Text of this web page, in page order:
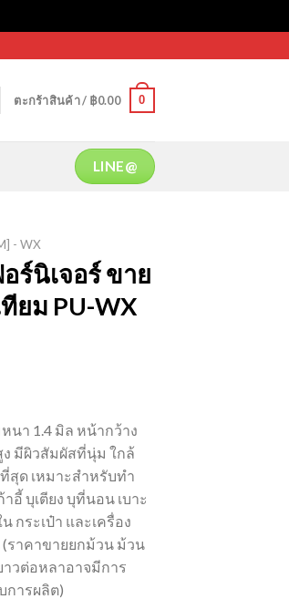
ตะกร้าสินค้า / ฿0.00 0
LINE@
- WX
ร์นิเจอร์ ขาย
ยม PU-WX
นา 1.4 มิล หน้ากว้าง
มีผิวสัมผัสที่นุ่ม ใกล้
สุด เหมาะสำหรับทำ
าอี้ บุเตียง บุที่นอน เบาะ
กระเป๋า และเครื่อง
(ราคาขายยกม้วน ม้วน
าวต่อหลาอาจมีการ
การผลิต)